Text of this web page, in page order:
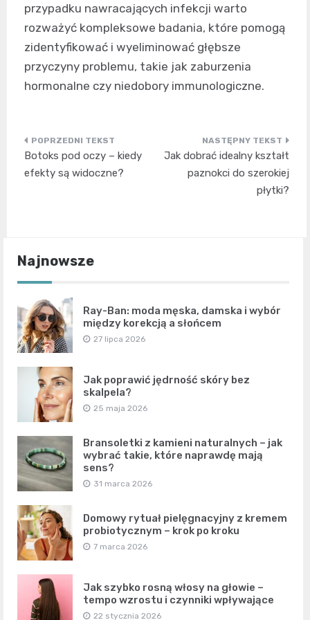
przypadku nawracających infekcji warto
rozważyć kompleksowe badania, które pomogą
zidentyfikować i wyeliminować głębsze
przyczyny problemu, takie jak zaburzenia
hormonalne czy niedobory immunologiczne.
Nawigacja
wpisu
Botoks pod oczy – kiedy
efekty są widoczne?
Jak dobrać idealny kształt
paznokci do szerokiej
płytki?
Najnowsze
Ray-Ban: moda męska, damska i wybór
między korekcją a słońcem
27 lipca 2026
Jak poprawić jędrność skóry bez
skalpela?
25 maja 2026
Bransoletki z kamieni naturalnych – jak
wybrać takie, które naprawdę mają
sens?
31 marca 2026
Domowy rytuał pielęgnacyjny z kremem
probiotycznym – krok po kroku
7 marca 2026
Jak szybko rosną włosy na głowie –
tempo wzrostu i czynniki wpływające
22 stycznia 2026